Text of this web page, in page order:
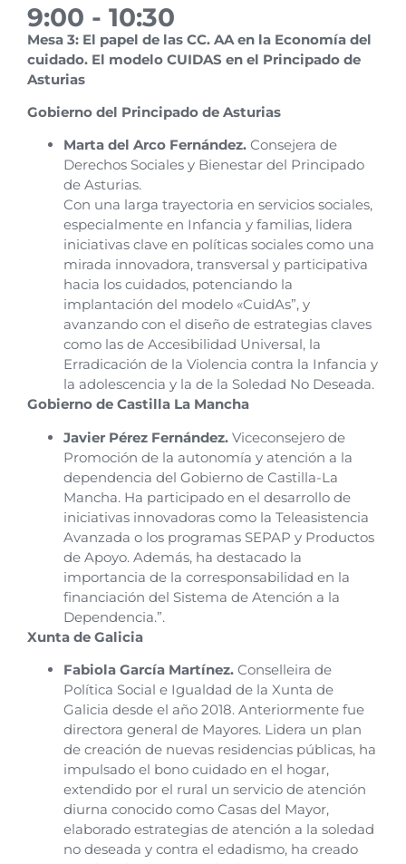
9:00 - 10:30
Mesa 3: El papel de las CC. AA en la Economía del
cuidado. El modelo CUIDAS en el Principado de
Asturias
Gobierno del Principado de Asturias
Marta del Arco Fernández. Consejera de
Derechos Sociales y Bienestar del Principado
de Asturias.
Con una larga trayectoria en servicios sociales,
especialmente en Infancia y familias, lidera
iniciativas clave en políticas sociales como una
mirada innovadora, transversal y participativa
hacia los cuidados, potenciando la
implantación del modelo «CuidAs”, y
avanzando con el diseño de estrategias claves
como las de Accesibilidad Universal, la
Erradicación de la Violencia contra la Infancia y
la adolescencia y la de la Soledad No Deseada.
Gobierno de Castilla La Mancha
Javier Pérez Fernández. Viceconsejero de
Promoción de la autonomía y atención a la
dependencia del Gobierno de Castilla-La
Mancha. Ha participado en el desarrollo de
iniciativas innovadoras como la Teleasistencia
Avanzada o los programas SEPAP y Productos
de Apoyo. Además, ha destacado la
importancia de la corresponsabilidad en la
financiación del Sistema de Atención a la
Dependencia.”.
Xunta de Galicia
Fabiola García Martínez. Conselleira de
Política Social e Igualdad de la Xunta de
Galicia desde el año 2018. Anteriormente fue
directora general de Mayores. Lidera un plan
de creación de nuevas residencias públicas, ha
impulsado el bono cuidado en el hogar,
extendido por el rural un servicio de atención
diurna conocido como Casas del Mayor,
elaborado estrategias de atención a la soledad
no deseada y contra el edadismo, ha creado